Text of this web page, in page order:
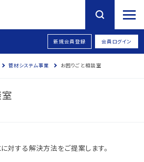
新規会員登録 会員ログイン
管材システム事業 お困りごと相談室
対する解決方法をご提案します。